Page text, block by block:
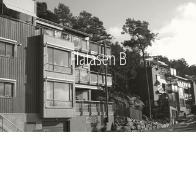
Flatåsen B